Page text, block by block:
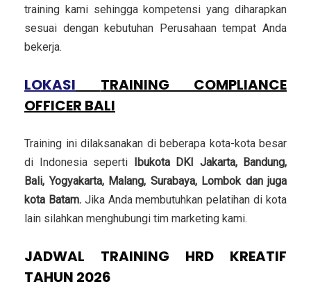
training kami sehingga kompetensi yang diharapkan
sesuai dengan kebutuhan Perusahaan tempat Anda
bekerja.
LOKASI
TRAINING COMPLIANCE
OFFICER BALI
Training ini dilaksanakan di beberapa kota-kota besar
di Indonesia seperti Ibukota DKI Jakarta, Bandung,
Bali, Yogyakarta, Malang, Surabaya, Lombok dan juga
kota Batam.Jika Anda membutuhkan pelatihan di kota
lain silahkan menghubungi tim marketing kami.
JADWAL TRAINING HRD KREATIF
TAHUN 2026